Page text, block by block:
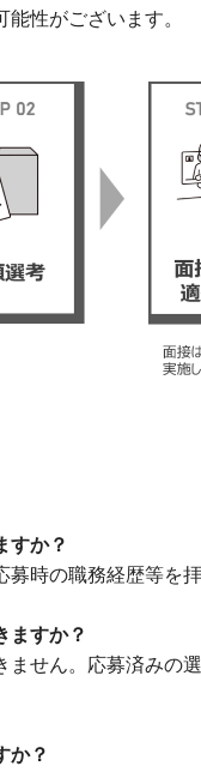
性がございます。
すか？
時の職務経歴等を
ますか？
ません。応募済みの
か？